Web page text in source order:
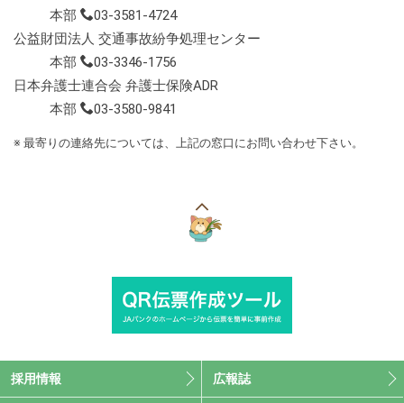
本部
03-3581-4724
公益財団法人 交通事故紛争処理センター
本部
03-3346-1756
日本弁護士連合会 弁護士保険ADR
本部
03-3580-9841
※ 最寄りの連絡先については、上記の窓口にお問い合わせ下さい。
の
上
部
へ
採用情報 広報誌